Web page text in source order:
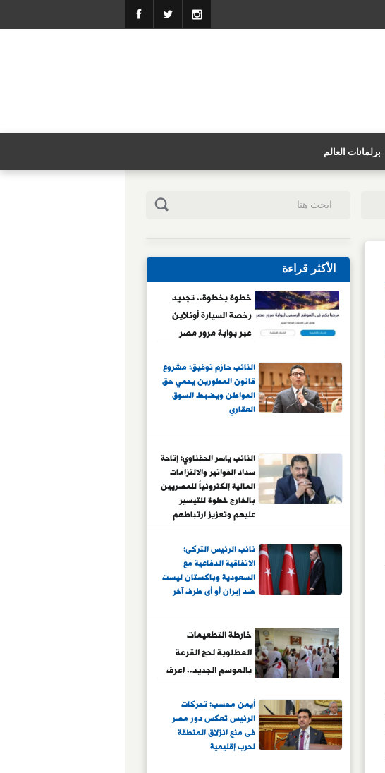
برلمانات العالم
الأكثر قراءة
خطوة بخطوة.. تجديد
رخصة السيارة أونلاين
عبر بوابة مرور مصر
النائب حازم توفيق: مشروع
قانون المطورين يحمي حق
المواطن ويضبط السوق
العقاري
النائب ياسر الحفناوي: إتاحة
سداد الفواتير والالتزامات
المالية إلكترونياً للمصريين
بالخارج خطوة للتيسير
عليهم وتعزيز ارتباطهم
نائب الرئيس التركى:
الاتفاقية الدفاعية مع
السعودية وباكستان ليست
ضد إيران أو أى طرف آخر
خارطة التطعيمات
المطلوبة لحج القرعة
بالموسم الجديد.. اعرف
أيمن محسب: تحركات
الرئيس تعكس دور مصر
فى منع انزلاق المنطقة
لحرب إقليمية